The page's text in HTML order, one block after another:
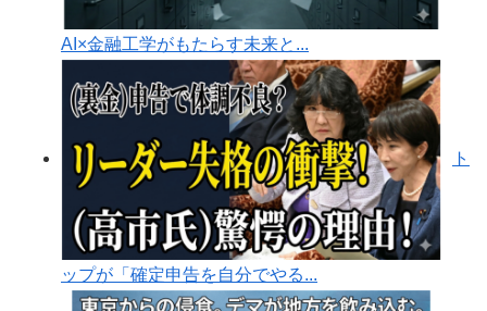
AI×金融工学がもたらす未来と...
ト
ップが「確定申告を自分でやる...